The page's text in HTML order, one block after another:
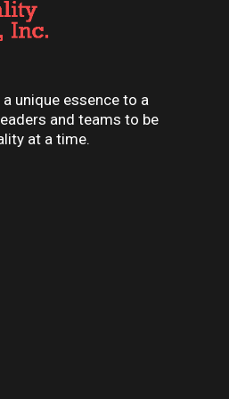
unique essence to a
and teams to be
at a time.